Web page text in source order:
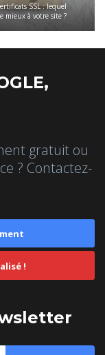
SSL : lequel
mieux à votre site ?
gratuit ou
? Contactez-
!